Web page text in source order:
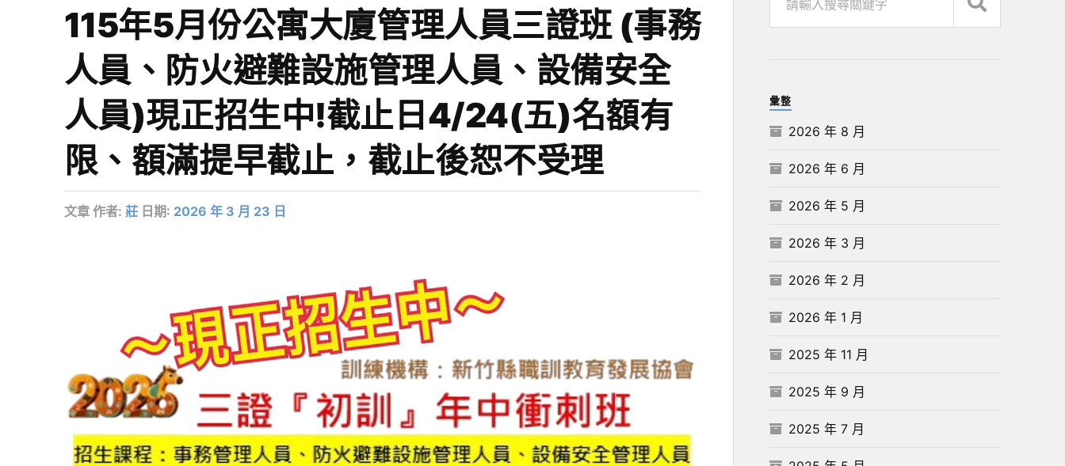
115年5月份公寓大廈管理人員三證班 (事務
人員、防火避難設施管理人員、設備安全
人員)現正招生中!截止日4/24(五)名額有
限、額滿提早截止，截止後恕不受理
文章 作者: 莊 日期: 2026 年 3 月 23 日
彙整
2026 年 8 月
2026 年 6 月
2026 年 5 月
2026 年 3 月
2026 年 2 月
2026 年 1 月
2025 年 11 月
2025 年 9 月
2025 年 7 月